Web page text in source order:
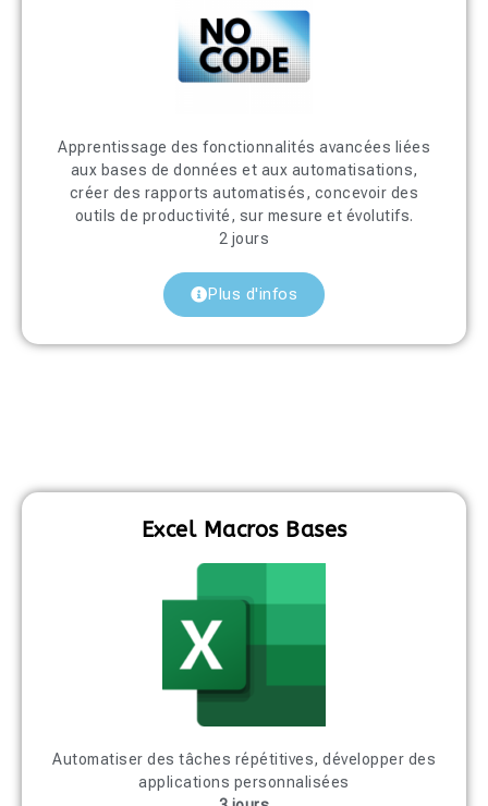
Apprentissage des fonctionnalités avancées liées
aux bases de données et aux automatisations,
créer des rapports automatisés, concevoir des
outils de productivité, sur mesure et évolutifs.
2 jours
Plus d'infos
Excel Macros Bases
Automatiser des tâches répétitives, développer des
applications personnalisées